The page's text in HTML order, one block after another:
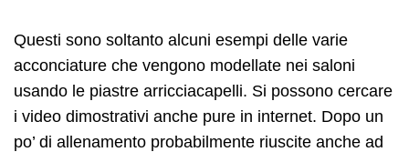
Questi sono soltanto alcuni esempi delle varie
acconciature che vengono modellate nei saloni
usando le piastre arricciacapelli. Si possono cercare
i video dimostrativi anche pure in internet. Dopo un
po’ di allenamento probabilmente riuscite anche ad